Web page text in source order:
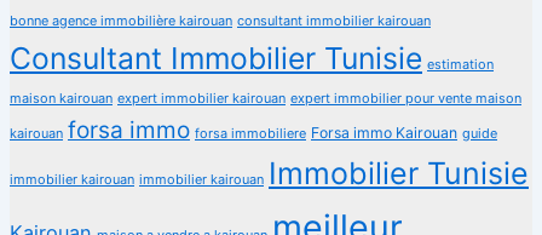
bonne agence immobilière kairouan consultant immobilier kairouan
Consultant Immobilier Tunisie estimation
maison kairouan expert immobilier kairouan expert immobilier pour vente maison
kairouan forsa immo forsa immobiliere Forsa immo Kairouan guide
immobilier kairouan immobilier kairouan Immobilier Tunisie